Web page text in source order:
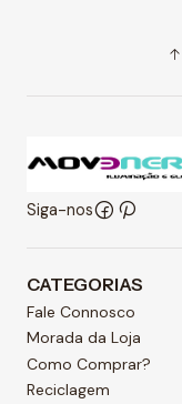
Siga-nos
CATEGORIAS
Fale Connosco
Morada da Loja
Como Comprar?
Reciclagem